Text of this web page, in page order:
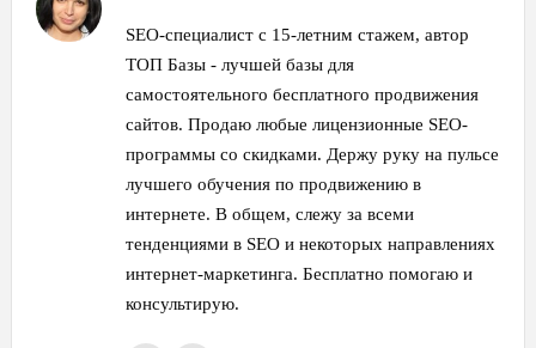
SEO-специалист с 15-летним стажем, автор
ТОП Базы - лучшей базы для
самостоятельного бесплатного продвижения
сайтов. Продаю любые лицензионные SEO-
программы со скидками. Держу руку на пульсе
лучшего обучения по продвижению в
интернете. В общем, слежу за всеми
тенденциями в SEO и некоторых направлениях
интернет-маркетинга. Бесплатно помогаю и
консультирую.